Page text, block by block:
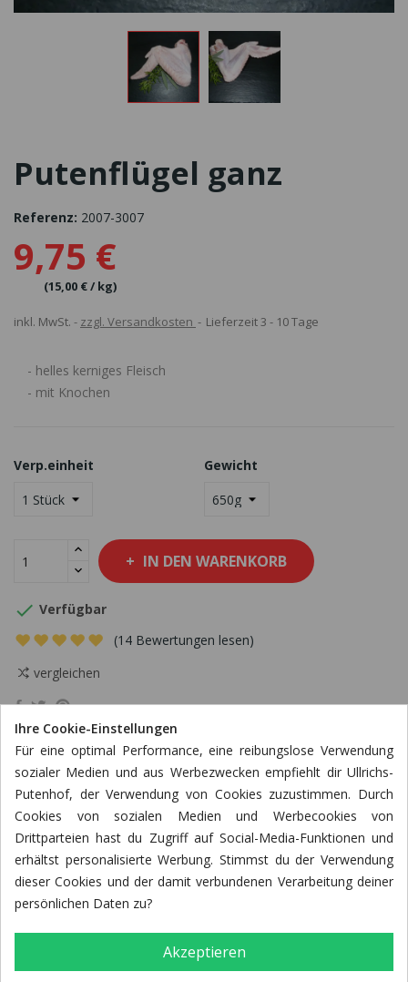
Putenflügel ganz
Referenz: 2007-3007
9,75 €
(15,00 € / kg)
inkl. MwSt. zzgl. Versandkosten Lieferzeit 3 - 10 Tage
- helles kerniges Fleisch
- mit Knochen
Verp.einheit Gewicht
IN DEN WARENKORB
 Verfügbar
(14 Bewertungen lesen)
vergleichen
BESCHREIBUNG
ARTIKELDETAILS
BEWERTUNGEN (14)
Ihre Cookie-Einstellungen
Für eine optimal Performance, eine reibungslose Verwendung
sozialer Medien und aus Werbezwecken empfiehlt dir Ullrichs-
Putenhof, der Verwendung von Cookies zuzustimmen. Durch
Cookies von sozialen Medien und Werbecookies von
Drittparteien hast du Zugriff auf Social-Media-Funktionen und
erhältst personalisierte Werbung. Stimmst du der Verwendung
dieser Cookies und der damit verbundenen Verarbeitung deiner
persönlichen Daten zu?
Akzeptieren